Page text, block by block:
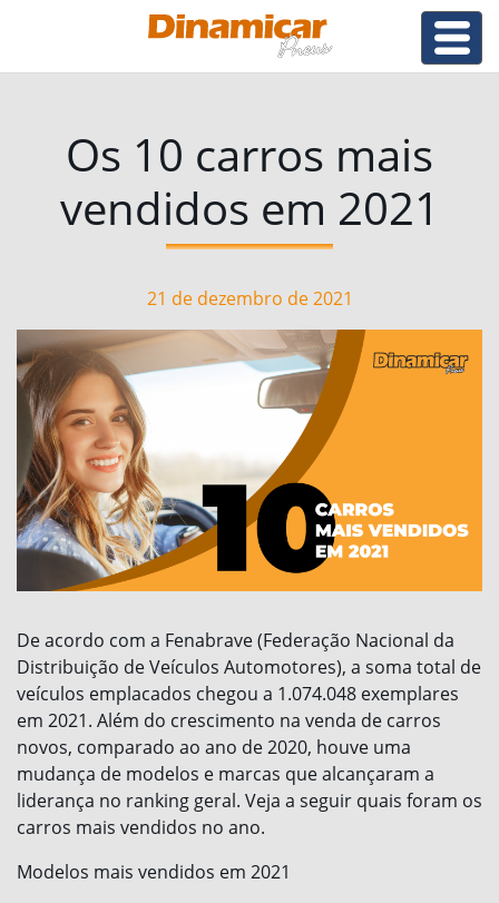
Os 10 carros mais
vendidos em 2021
21 de dezembro de 2021
De acordo com a Fenabrave (Federação Nacional da
Distribuição de Veículos Automotores), a soma total de
veículos emplacados chegou a 1.074.048 exemplares
em 2021. Além do crescimento na venda de carros
novos, comparado ao ano de 2020, houve uma
mudança de modelos e marcas que alcançaram a
liderança no ranking geral. Veja a seguir quais foram os
carros mais vendidos no ano.
Modelos mais vendidos em 2021